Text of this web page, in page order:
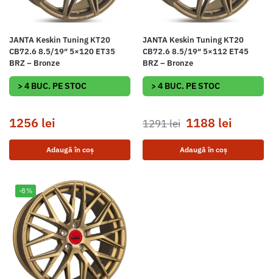
JANTA Keskin Tuning KT20
CB72.6 8.5/19″ 5×120 ET35
BRZ – Bronze
> 4 BUC. PE STOC
1256 lei
Adaugă în coș
JANTA Keskin Tuning KT20
CB72.6 8.5/19″ 5×112 ET45
BRZ – Bronze
> 4 BUC. PE STOC
1291lei 1188 lei
Adaugă în coș
-8%